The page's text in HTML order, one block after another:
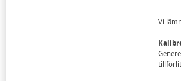
Vi